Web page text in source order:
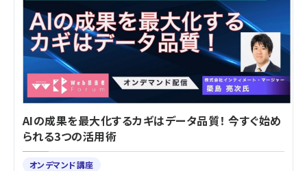
AIの成果を最大化するカギはデータ品質！ 今すぐ始め
られる3つの活用術
オンデマンド講座